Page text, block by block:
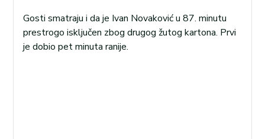
Gosti smatraju i da je Ivan Novaković u 87. minutu
prestrogo isključen zbog drugog žutog kartona. Prvi
je dobio pet minuta ranije.